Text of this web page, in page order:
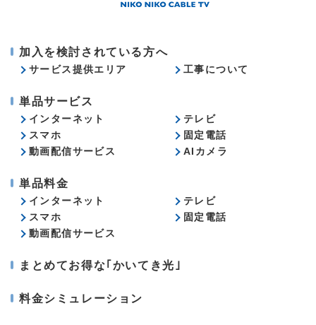
加入を検討されている方へ
サービス提供エリア 工事について
単品サービス
インターネット
テレビ
スマホ
固定電話
動画配信サービス
AIカメラ
単品料金
インターネット
テレビ
スマホ
固定電話
動画配信サービス
まとめてお得な｢かいてき光｣
料金シミュレーション